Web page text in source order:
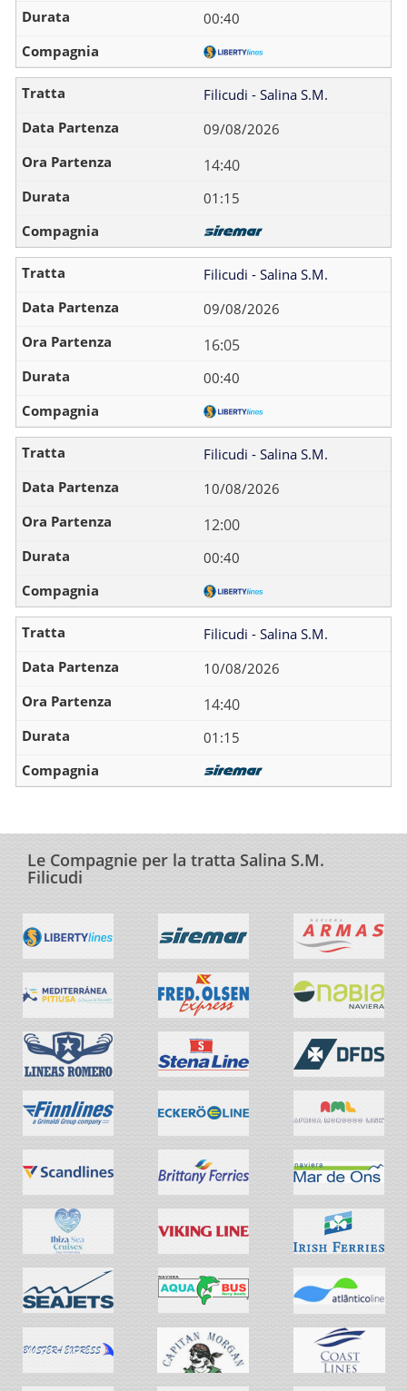
00:40
Filicudi - Salina S.M.
09/08/2026
14:40
01:15
Filicudi - Salina S.M.
09/08/2026
16:05
00:40
Filicudi - Salina S.M.
10/08/2026
12:00
00:40
Filicudi - Salina S.M.
10/08/2026
14:40
01:15
Le Compagnie per la tratta Salina S.M.
Filicudi